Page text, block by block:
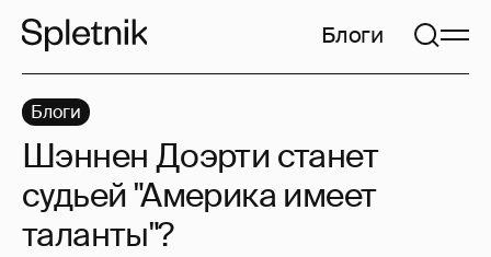
Блоги
Блоги
Шэннен Доэрти станет
судьей "Америка имеет
таланты"?